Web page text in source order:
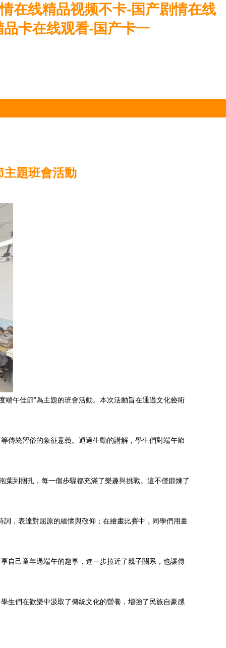
在线精品视频不卡-国产剧情在线
卡在线观看-国产卡一
題班會活動
午佳節”為主題的班會活動。本次活動旨在通過文化藝術
傳統習俗的象征意義。通過生動的講解，學生們對端午節
葉到捆扎，每一個步驟都充滿了樂趣與挑戰。這不僅鍛煉了
詞，表達對屈原的緬懷與敬仰；在繪畫比賽中，同學們用畫
自己童年過端午的趣事，進一步拉近了親子關系，也讓傳
生們在歡樂中汲取了傳統文化的營養，增強了民族自豪感